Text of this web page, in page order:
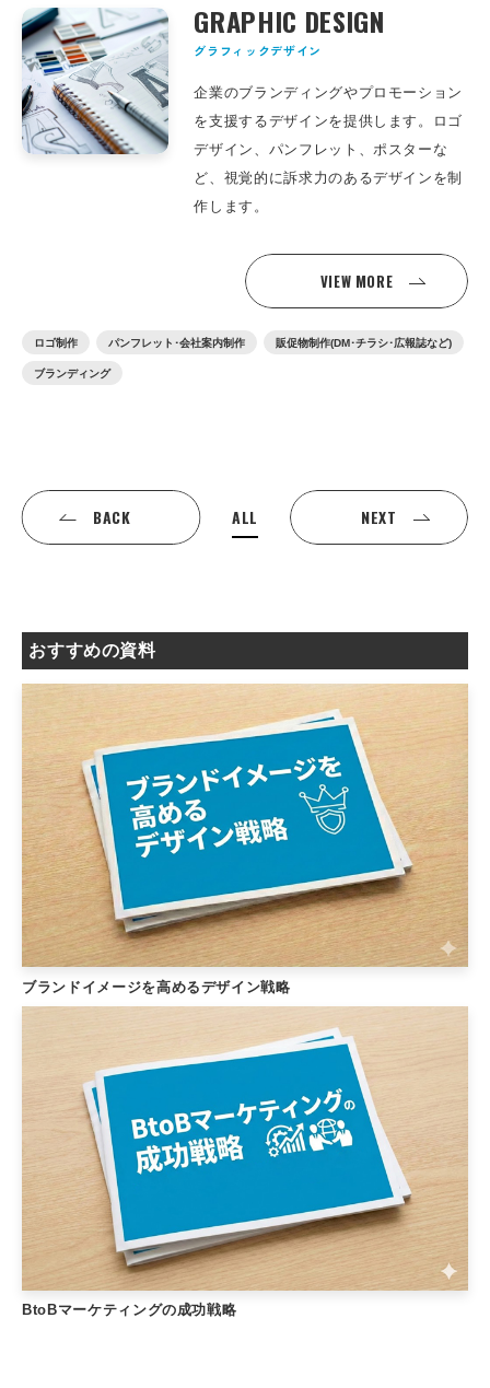
GRAPHIC DESIGN
グラフィックデザイン
企業のブランディングやプロモーション
を支援するデザインを提供します。ロゴ
デザイン、パンフレット、ポスターな
ど、視覚的に訴求力のあるデザインを制
作します。
VIEW MORE
ロゴ制作 パンフレット･会社案内制作 販促物制作(DM･チラシ･広報誌など)
ブランディング
BACK ALL NEXT
おすすめの資料
ブランドイメージを高めるデザイン戦略
BtoBマーケティングの成功戦略